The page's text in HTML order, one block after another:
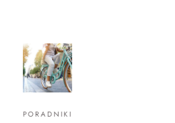
PORADNIKI